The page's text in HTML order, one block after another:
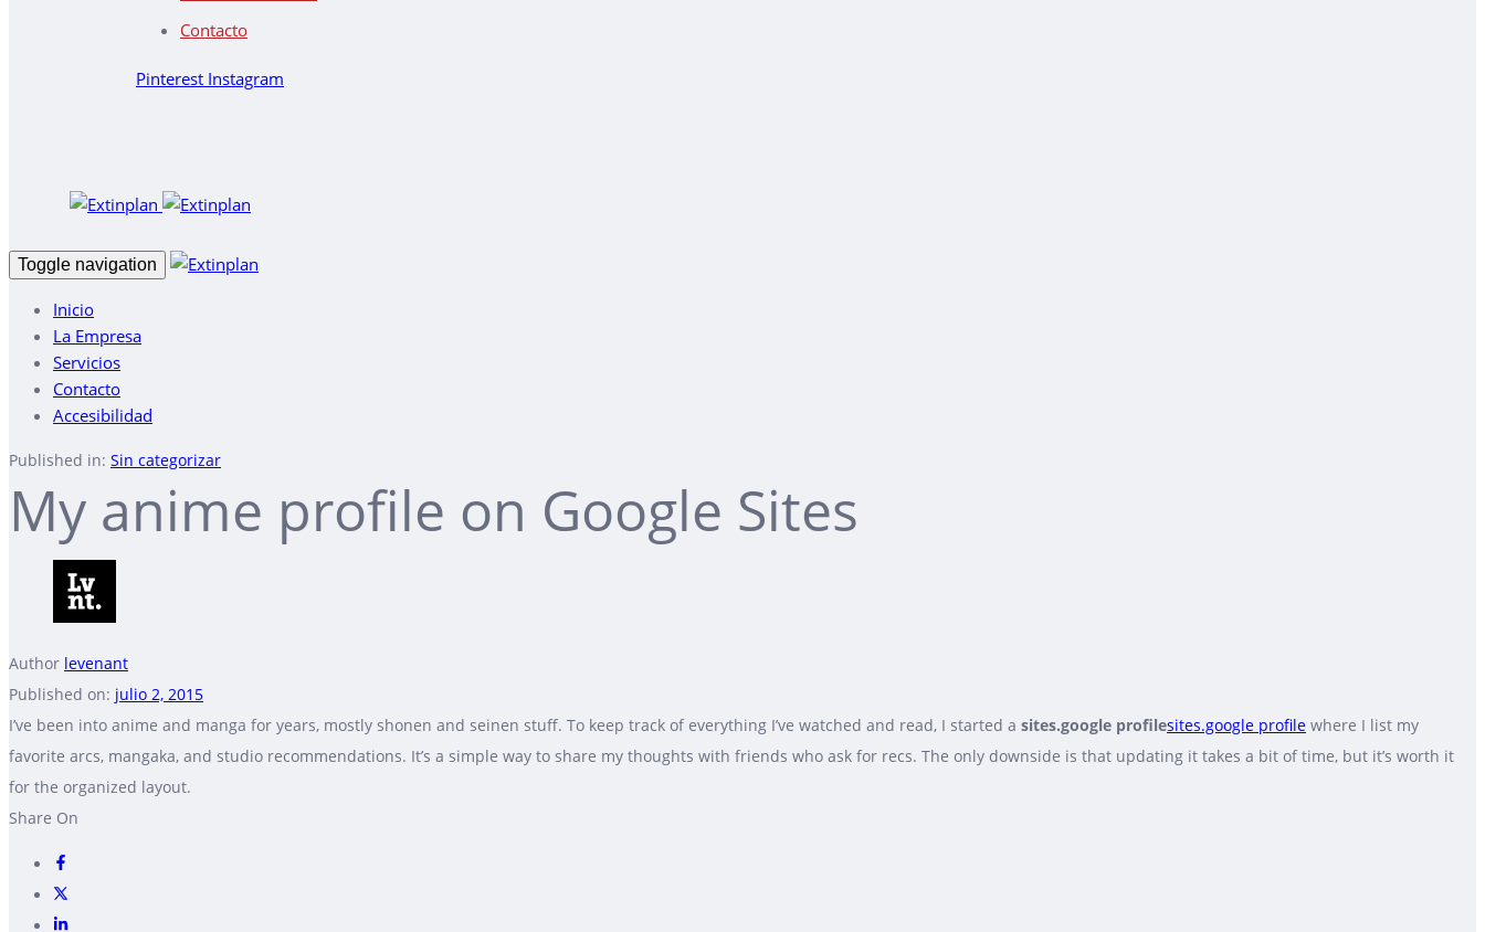
Contacto
Pinterest Instagram
Toggle navigation
Inicio
La Empresa
Servicios
Contacto
Accesibilidad
Published in: Sin categorizar
My anime profile on Google Sites
Author levenant
Published on: julio 2, 2015
I’ve been into anime and manga for years, mostly shonen and seinen stuff. To keep track of everything I’ve watched and read, I started a sites.google profilesites.google profile where I list my
favorite arcs, mangaka, and studio recommendations. It’s a simple way to share my thoughts with friends who ask for recs. The only downside is that updating it takes a bit of time, but it’s worth it
for the organized layout.
Share On